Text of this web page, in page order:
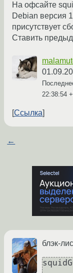
На офсайте
Debian версия
присутствует
Ставить
22:38:54
Ссылка
←
блэк-